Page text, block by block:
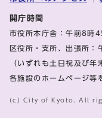
開庁時間
市役所本庁舎：午前8
区役所・支所、出張所
（いずれも土日祝及び年
各施設のホームページ等
(c) City of Kyoto. All